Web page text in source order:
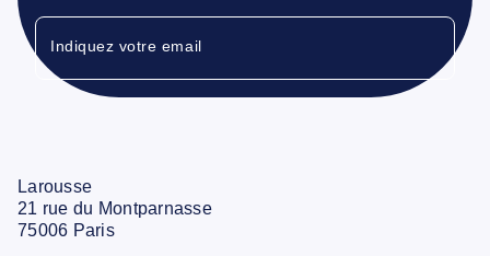
Indiquez votre email
Larousse
21 rue du Montparnasse
75006 Paris